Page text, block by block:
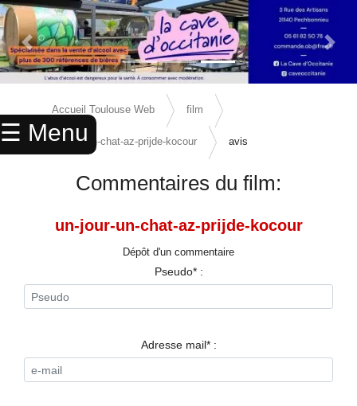
☰ Menu
× ACCUEIL
ANNUAIRE
CINEMA
SPORTS
RESTAURANTS
Previous Slide Next
Accueil Toulouse Web film
un-jour-un-chat-az-prijde-kocour avis
Commentaires du film:
un-jour-un-chat-az-prijde-kocour
Dépôt d'un commentaire
Pseudo* :
Adresse mail* :